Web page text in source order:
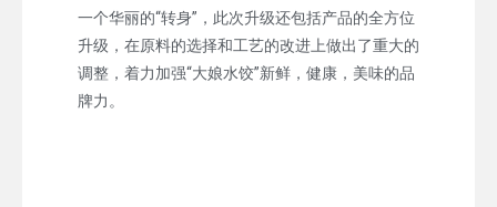
一个华丽的“转身”，此次升级还包括产品的全方位
升级，在原料的选择和工艺的改进上做出了重大的
调整，着力加强“大娘水饺”新鲜，健康，美味的品
牌力。